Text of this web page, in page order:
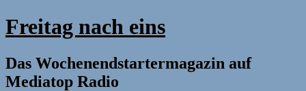
Freitag nach eins
Das Wochenendstartermagazin auf
Mediatop Radio